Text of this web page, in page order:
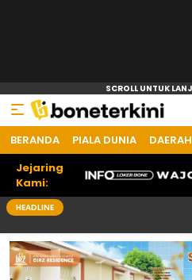
Bone Terkini
Referensi Informasi Terkini
BERANDA PIALA DUNIA DAERAH
Jejaring
Kami:
HEADLINE